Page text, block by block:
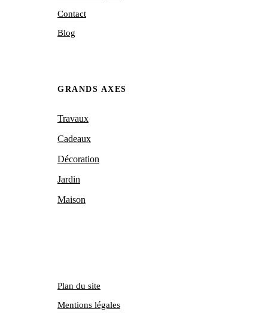
Contact
Blog
GRANDS AXES
Travaux
Cadeaux
Décoration
Jardin
Maison
Plan du site
Mentions légales